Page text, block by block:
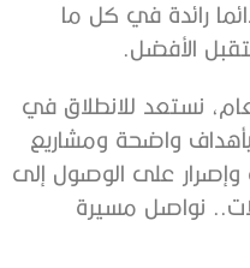
رائدة في كل ما
الأفضل.
نستعد للانطلاق في
واضحة ومشاريع
على الوصول إلى
نواصل مسيرة